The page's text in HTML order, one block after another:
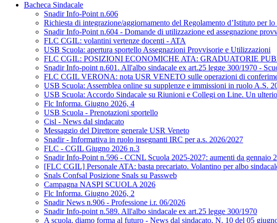
Bacheca Sindacale
Snadir Info-Point n.606
Richiesta di integrazione/aggiornamento del Regolamento d’Istituto
Snadir Info-Point n.604 - Domande di utilizzazione ed assegnazione
FLC CGIL: volantini vertenze docenti - ATA
USB Scuola: apertura sportello Assegnazioni Provvisorie e Utilizzazioni
FLC CGIL: POSIZIONI ECONOMICHE ATA: GRADUATORIE
Snadir Info-point n.601. All'albo sindacale ex art.25 legge 300/1970 -
FLC CGIL VERONA: nota USR VENETO sulle operazioni di
USB Scuola: Assemblea online su supplenze e immissioni in ruolo A.S.
USB Scuola: Accordo Sindacale su Riunioni e Collegi on Line. Un
Flc Informa. Giugno 2026, 4
USB Scuola - Prenotazioni sportello
Cisl - News dal sindacato
Messaggio del Direttore generale USR Veneto
Snadir - Informativa in ruolo insegnanti IRC per a.s. 2026/2027
FLC - CGIL Giugno 2026 n.3
Snadir Info-Point n.596 - CCNL Scuola 2025-2027: aumenti da gennaio
[FLC CGIL] Personale ATA: basta precariato. Volantino per albo
Snals Confsal Posizione Snals su Passweb
Campagna NASPI SCUOLA 2026
Flc Informa. Giugno 2026, 2
Snadir News n.906 - Professione i.r. 06/2026
Snadir Info-point n.589. All'albo sindacale ex art.25 legge 300/1970
A scuola, diamo forma al futuro - News dal sindacato, N. 10 del 05